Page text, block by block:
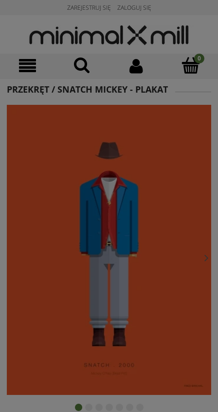
ZAREJESTRUJ SIĘ ZALOGUJ SIĘ
PRZEKRĘT / SNATCH MICKEY - PLAKAT